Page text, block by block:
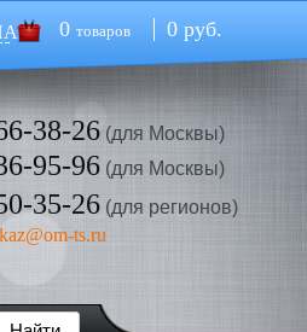
0 товаров 0 руб.
38-26 (для Москвы)
95-96 (для Москвы)
35-26 (для регионов)
ts.ru